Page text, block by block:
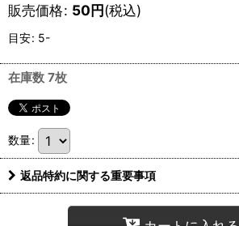
販売価格: 50円(税込)
目安: 5-
在庫数 7枚
数量:
返品特約に関する重要事項